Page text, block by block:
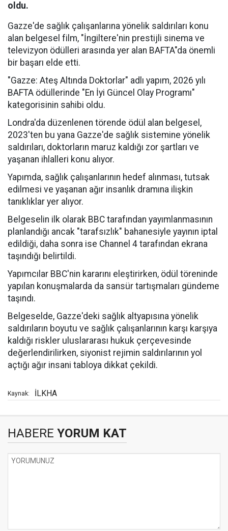
oldu.
Gazze'de sağlık çalışanlarına yönelik saldırıları konu
alan belgesel film, "İngiltere'nin prestijli sinema ve
televizyon ödülleri arasında yer alan BAFTA"da önemli
bir başarı elde etti.
"Gazze: Ateş Altında Doktorlar" adlı yapım, 2026 yılı
BAFTA ödüllerinde "En İyi Güncel Olay Programı"
kategorisinin sahibi oldu.
Londra'da düzenlenen törende ödül alan belgesel,
2023'ten bu yana Gazze'de sağlık sistemine yönelik
saldırıları, doktorların maruz kaldığı zor şartları ve
yaşanan ihlalleri konu alıyor.
Yapımda, sağlık çalışanlarının hedef alınması, tutsak
edilmesi ve yaşanan ağır insanlık dramına ilişkin
tanıklıklar yer alıyor.
Belgeselin ilk olarak BBC tarafından yayımlanmasının
planlandığı ancak "tarafsızlık" bahanesiyle yayının iptal
edildiği, daha sonra ise Channel 4 tarafından ekrana
taşındığı belirtildi.
Yapımcılar BBC'nin kararını eleştirirken, ödül töreninde
yapılan konuşmalarda da sansür tartışmaları gündeme
taşındı.
Belgeselde, Gazze'deki sağlık altyapısına yönelik
saldırıların boyutu ve sağlık çalışanlarının karşı karşıya
kaldığı riskler uluslararası hukuk çerçevesinde
değerlendirilirken, siyonist rejimin saldırılarının yol
açtığı ağır insani tabloya dikkat çekildi.
Kaynak: İLKHA
HABERE YORUM KAT